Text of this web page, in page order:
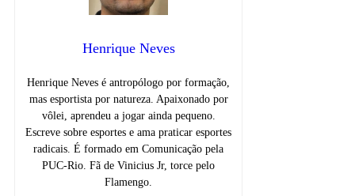
Henrique Neves
Henrique Neves é antropólogo por formação,
mas esportista por natureza. Apaixonado por
vôlei, aprendeu a jogar ainda pequeno.
Escreve sobre esportes e ama praticar esportes
radicais. É formado em Comunicação pela
PUC-Rio. Fã de Vinicius Jr, torce pelo
Flamengo.